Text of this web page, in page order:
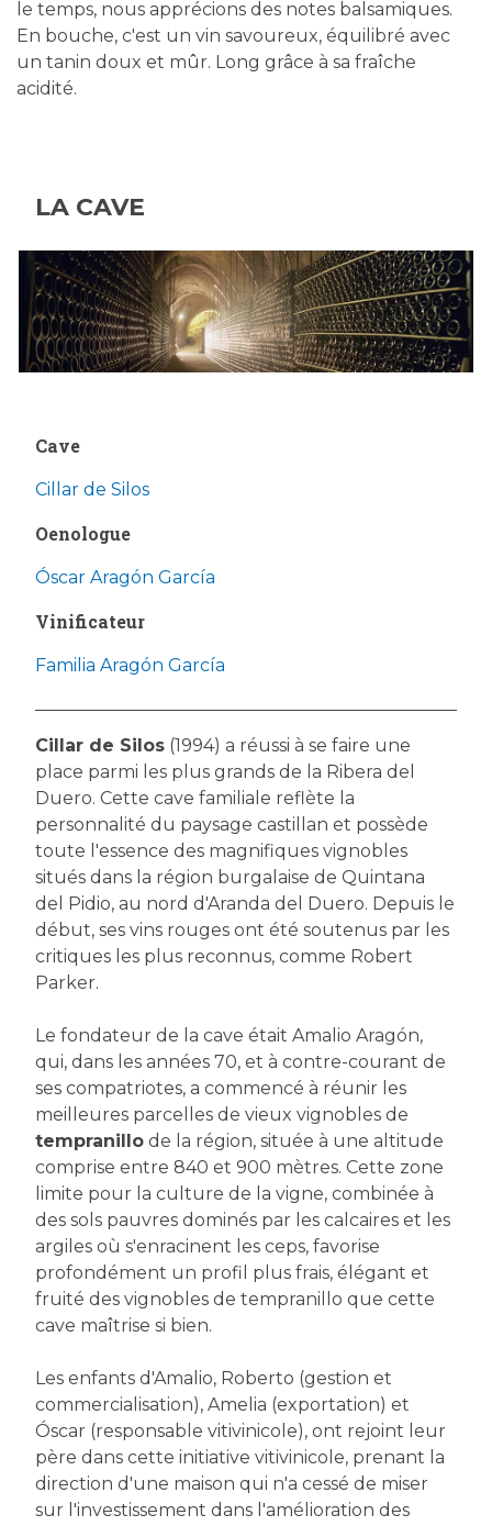
le temps, nous apprécions des notes balsamiques.
En bouche, c'est un vin savoureux, équilibré avec
un tanin doux et mûr. Long grâce à sa fraîche
acidité.
LA CAVE
Cave
Cillar de Silos
Oenologue
Óscar Aragón García
Vinificateur
Familia Aragón García
Cillar de Silos (1994) a réussi à se faire une
place parmi les plus grands de la Ribera del
Duero. Cette cave familiale reflète la
personnalité du paysage castillan et possède
toute l'essence des magnifiques vignobles
situés dans la région burgalaise de Quintana
del Pidio, au nord d'Aranda del Duero. Depuis le
début, ses vins rouges ont été soutenus par les
critiques les plus reconnus, comme Robert
Parker.
Le fondateur de la cave était Amalio Aragón,
qui, dans les années 70, et à contre-courant de
ses compatriotes, a commencé à réunir les
meilleures parcelles de vieux vignobles de
tempranillo de la région, située à une altitude
comprise entre 840 et 900 mètres. Cette zone
limite pour la culture de la vigne, combinée à
des sols pauvres dominés par les calcaires et les
argiles où s'enracinent les ceps, favorise
profondément un profil plus frais, élégant et
fruité des vignobles de tempranillo que cette
cave maîtrise si bien.
Les enfants d'Amalio, Roberto (gestion et
commercialisation), Amelia (exportation) et
Óscar (responsable vitivinicole), ont rejoint leur
père dans cette initiative vitivinicole, prenant la
direction d'une maison qui n'a cessé de miser
sur l'investissement dans l'amélioration des